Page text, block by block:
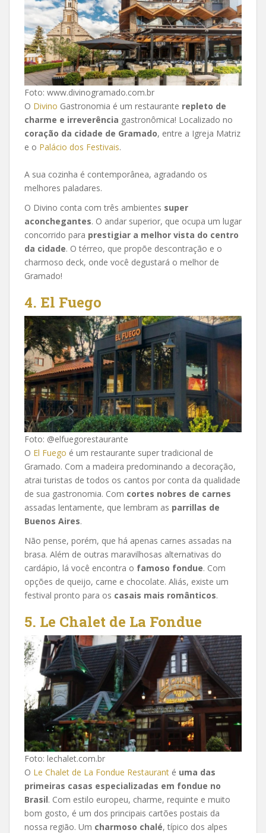
Foto: www.divinogramado.com.br
O Divino Gastronomia é um restaurante repleto de
charme e irreverência gastronômica! Localizado no
coração da cidade de Gramado, entre a Igreja Matriz
e o Palácio dos Festivais.
A sua cozinha é contemporânea, agradando os
melhores paladares.
O Divino conta com três ambientes super
aconchegantes. O andar superior, que ocupa um lugar
concorrido para prestigiar a melhor vista do centro
da cidade. O térreo, que propõe descontração e o
charmoso deck, onde você degustará o melhor de
Gramado!
4. El Fuego
Foto: @elfuegorestaurante
O El Fuego é um restaurante super tradicional de
Gramado. Com a madeira predominando a decoração,
atrai turistas de todos os cantos por conta da qualidade
de sua gastronomia. Com cortes nobres de carnes
assadas lentamente, que lembram as parrillas de
Buenos Aires.
Não pense, porém, que há apenas carnes assadas na
brasa. Além de outras maravilhosas alternativas do
cardápio, lá você encontra o famoso fondue. Com
opções de queijo, carne e chocolate. Aliás, existe um
festival pronto para os casais mais românticos.
5. Le Chalet de La Fondue
Foto: lechalet.com.br
O Le Chalet de La Fondue Restaurant é uma das
primeiras casas especializadas em fondue no
Brasil. Com estilo europeu, charme, requinte e muito
bom gosto, é um dos principais cartões postais da
nossa região. Um charmoso chalé, típico dos alpes